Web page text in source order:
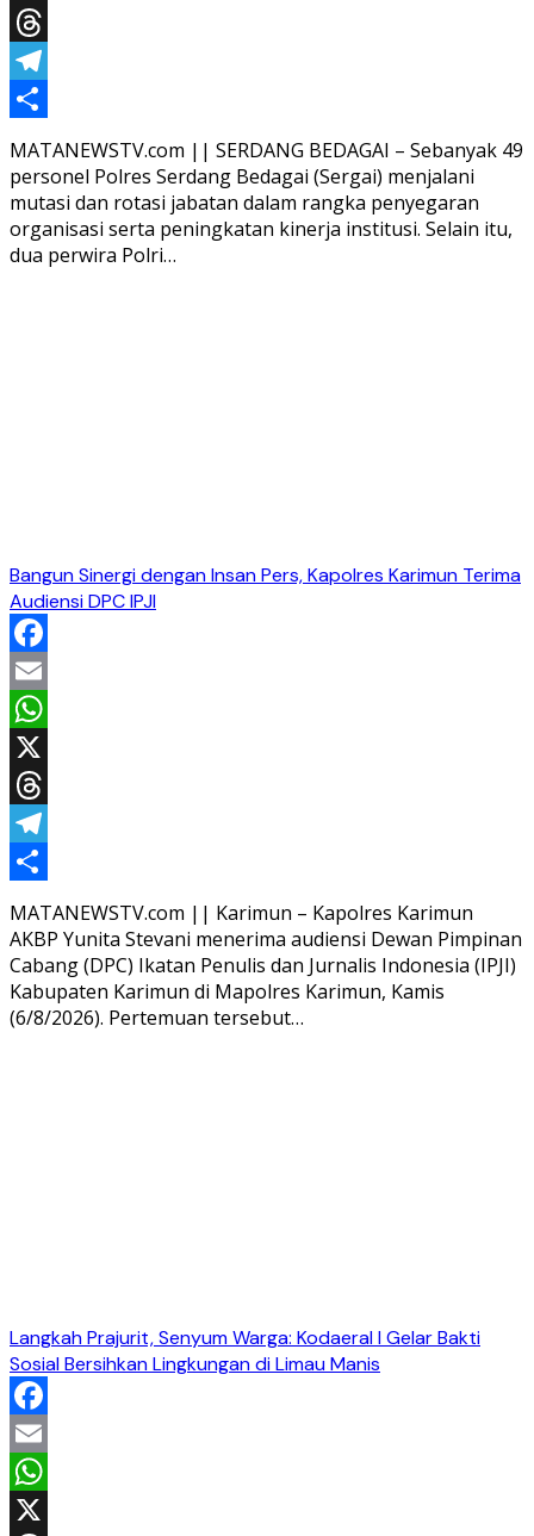
X
Threads
Telegram
Share
MATANEWSTV.com || SERDANG BEDAGAI – Sebanyak 49
personel Polres Serdang Bedagai (Sergai) menjalani
mutasi dan rotasi jabatan dalam rangka penyegaran
organisasi serta peningkatan kinerja institusi. Selain itu,
dua perwira Polri…
Bangun Sinergi dengan Insan Pers, Kapolres Karimun Terima
Audiensi DPC IPJI
Facebook
Email
WhatsApp
X
Threads
Telegram
Share
MATANEWSTV.com || Karimun – Kapolres Karimun
AKBP Yunita Stevani menerima audiensi Dewan Pimpinan
Cabang (DPC) Ikatan Penulis dan Jurnalis Indonesia (IPJI)
Kabupaten Karimun di Mapolres Karimun, Kamis
(6/8/2026). Pertemuan tersebut…
Langkah Prajurit, Senyum Warga: Kodaeral I Gelar Bakti
Sosial Bersihkan Lingkungan di Limau Manis
Facebook
Email
WhatsApp